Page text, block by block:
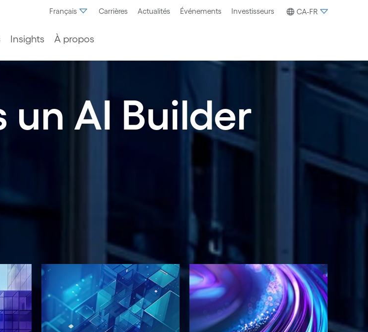
Français Carrières Actualités Événements Investisseurs CA-FR
Insights À propos
un AI Builder